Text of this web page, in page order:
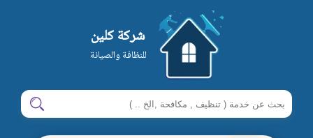
شركة كلين
للنظافة والصيانة
ابحث
في
ابحث